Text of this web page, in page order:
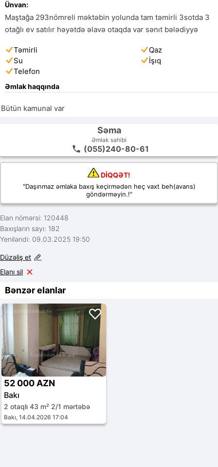
Ünvan:
Maştağa 293nömreli məktəbin yolunda tam təmirli 3sotda 3
otağlı ev satılır həyətdə əlavə otaqda var sənıt bələdiyyə
Təmirli
Qaz
Su
İşıq
Telefon
Əmlak haqqında
Bütün kamunal var
Səma
Əmlak sahibi
(055)240-80-61
DİQQƏT!
"Daşınmaz əmlaka baxış keçirmədən heç vaxt beh(avans)
göndərməyin.!"
Elan nömərsi: 120448
Baxışların sayı: 182
Yeniləndi: 09.03.2025 19:50
Düzəliş et
Elanı sil
Bənzər elanlar
52 000 AZN
Bakı
2 otaqlı 43 m² 2/1 mərtəbə
Bakı, 14.04.2026 17:04